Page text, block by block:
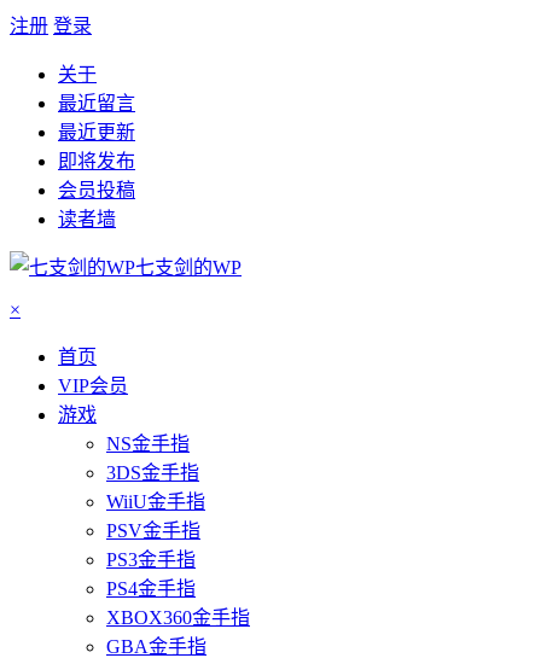
注册 登录
关于
最近留言
最近更新
即将发布
会员投稿
读者墙
七支剑的WP
×
首页
VIP会员
游戏
NS金手指
3DS金手指
WiiU金手指
PSV金手指
PS3金手指
PS4金手指
XBOX360金手指
GBA金手指